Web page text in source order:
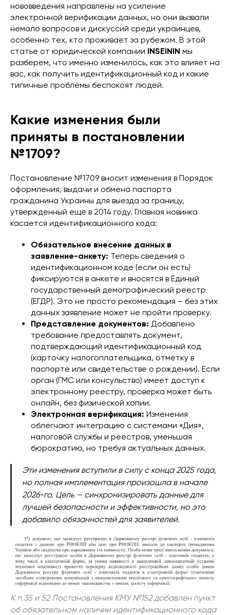
нововведения направлены на усиление
электронной верификации данных, но они вызвали
немало вопросов и дискуссий среди украинцев,
особенно тех, кто проживает за рубежом. В этой
статье от юридической компании INSEININ мы
разберем, что именно изменилось, как это влияет на
вас, как получить идентификационный код и какие
типичные проблемы беспокоят людей.
Какие изменения были
приняты в постановлении
№1709?
Постановление №1709 вносит изменения в Порядок
оформления, выдачи и обмена паспорта
гражданина Украины для выезда за границу,
утвержденный еще в 2014 году. Главная новинка
касается идентификационного кода:
Обязательное внесение данных в
заявление-анкету: Теперь сведения о
идентификационном коде (если он есть)
фиксируются в анкете и вносятся в Единый
государственный демографический реестр
(ЕГДР). Это не просто рекомендация – без этих
данных заявление может не пройти проверку.
Представление документов: Добавлено
требование предоставлять документ,
подтверждающий идентификационный код
(карточку налогоплательщика, отметку в
паспорте или свидетельстве о рождении). Если
орган (ГМС или консульство) имеет доступ к
электронному реестру, проверка может быть
онлайн, без физической копии.
Электронная верификация: Изменения
облегчают интеграцию с системами «Дия»,
налоговой службы и реестров, уменьшая
бюрократию, но требуя актуальных данных.
Эти изменения вступили в силу с конца 2025 года,
но полная имплементация произошла в начале
2026-го. Цель – синхронизировать данные для
лучшей безопасности и эффективности, но это
добавило обязанностей для заявителей.
К п.35 и 52 Постановления КМУ №152 добавлен пункт
об обязательном наличии идентификационного кода